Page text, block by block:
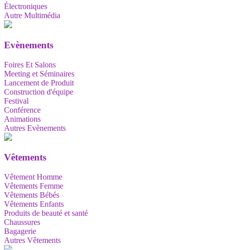
Électroniques
Autre Multimédia
Evènements
Foires Et Salons
Meeting et Séminaires
Lancement de Produit
Construction d'équipe
Festival
Conférence
Animations
Autres Evènements
Vêtements
Vêtement Homme
Vêtements Femme
Vêtements Bébés
Vêtements Enfants
Produits de beauté et santé
Chaussures
Bagagerie
Autres Vêtements